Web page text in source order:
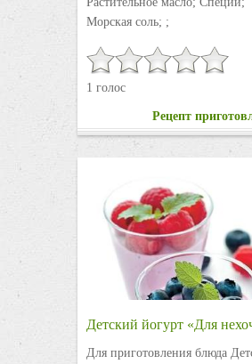
Морская соль; ;
1 голос
Рецепт
Детский йогурт «Для
Для приготовления блюда